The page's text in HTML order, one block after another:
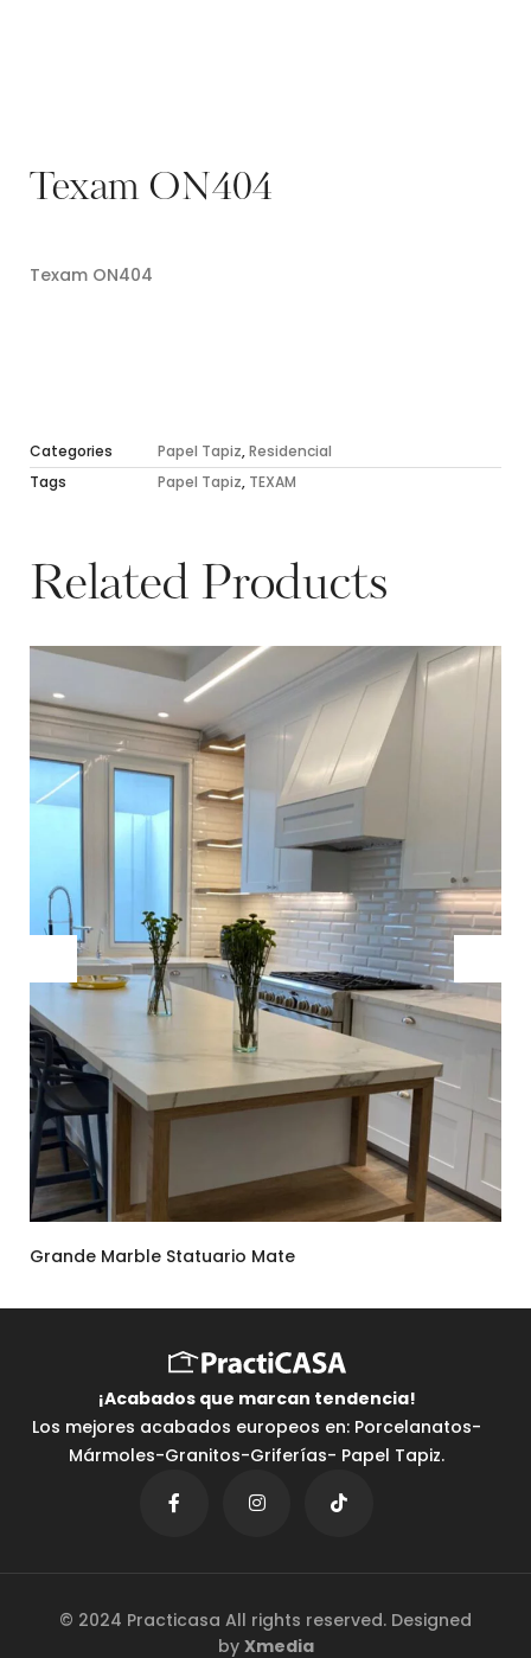
Texam ON404
Texam ON404
Categories Papel Tapiz,Residencial
Tags
Papel Tapiz, TEXAM
Related Products
Grande Marble Statuario Mate
¡Acabados que marcan tendencia⁣!
Los mejores acabados europeos en: Porcelanatos-
Mármoles-Granitos-Griferías- Papel Tapiz.
© 2024 Practicasa All rights reserved. Designed
by Xmedia